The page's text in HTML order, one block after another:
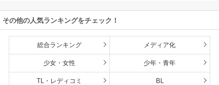
さい、辺境伯さま
その他の人気ランキングをチェック！
総合ランキング メディア化
少女・女性 少年・青年
TL・レディコミ BL